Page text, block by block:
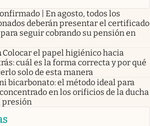
| En agosto, todos los
deberán presentar el certificado
seguir cobrando su pensión en
Colocar el papel higiénico hacia
cuál es la forma correcta y por qué
solo de esta manera
bicarbonato: el método ideal para
en los orificios de la ducha
presión